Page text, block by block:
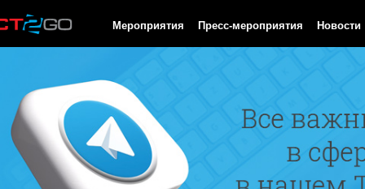
Мероприятия Пресс-мероприятия Новости